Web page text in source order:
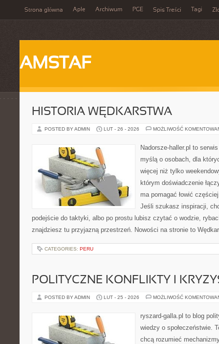
Strona główna Aple Archiwum PGE Spis Treści Tagi
AMSTAF
HISTORIA WĘDKARSTWA
POSTED BY ADMIN LUT - 26 - 2026 MOŻLIWOŚĆ
Nadorsze-haller.pl to
myślą o osobach, dla
więcej niż tylko
którym doświadczenie
ma pomagać łowić
Jeśli szukasz inspiracji,
podejście do taktyki, albo po prostu lubisz czytać o wodzie,
znajdziesz tu przyjazną przestrzeń. Nowości na stronie to
CATEGORIES: PERU
POLITYCZNE KONFLIKTY I
POSTED BY ADMIN LUT - 25 - 2026 MOŻLIWOŚĆ
ryszard-galla.pl to blog
wiedzy o społeczeństwie.
chcą rozumieć